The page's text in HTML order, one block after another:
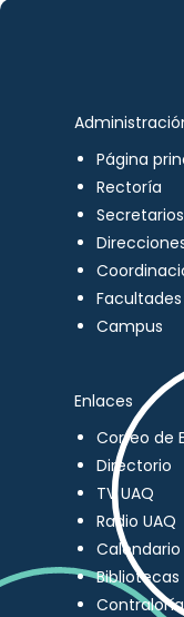
Página
Rectoría
Secretarios
Facultades
Campus
Enlaces
Correo de
Directorio
TV UAQ
Radio UAQ
Calendario
Bibliotecas